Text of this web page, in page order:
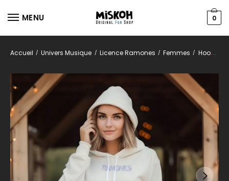
MENU 0
Accueil / Univers Musique / Licence Ramones / Femmes / Hoodies